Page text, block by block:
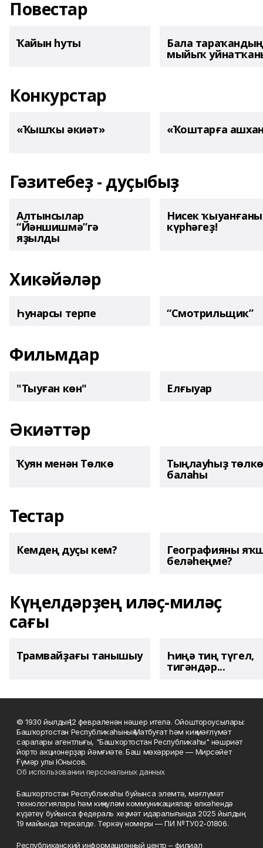
Повестар
Ҡайын һуты Бала тараҡандың
мыйыҡ
Конкурстар
«Ҡышҡы әкиәт» «Ҡоштарға
Гәзитебеҙ - дуҫыбыҙ
Алтынсылар
“Йәншишмә”гә
яҙылды
Нисек
күрһәгеҙ!
Хикәйәләр
Һунарсы терпе “Смотрильщик”
Фильмдар
"Тыуған көн" Елғыуар
Әкиәттәр
Ҡуян менән Төлкө Тыңлауһыҙ төлкө
балаһы
Тестар
Кемдең дуҫы кем? Географияны
беләһеңме?
Күңелдәрҙең иләҫ-миләҫ
сағы
Трамвайҙағы танышыу Һиңә тиң түгел,
тигәндәр...
© 1930 йылдың 12 февраленән нәшер ителә. Ойоштороусылары:
Башҡортостан Республикаһының Матбуғат һәм киң мәғлүмәт
саралары агентлығы, "Башҡортостан Республикаһы" нәшриәт
йорто акционерҙар йәмғиәте. Баш мөхәррире — Мирсәйет
Ғүмәр улы Юнысов.
Об использовании персональных данных
Башҡортостан Республикаһы буйынса элемтә, мәғлүмәт
технологиялары һәм киңкүләм коммуникациялар өлкәһендә
күҙәтеү буйынса федераль хеҙмәт идаралығында 2025 йылдың
19 майында теркәлде. Теркәү номеры — ПИ №ТУ02-01806.
Республиканский информационный центр – филиал